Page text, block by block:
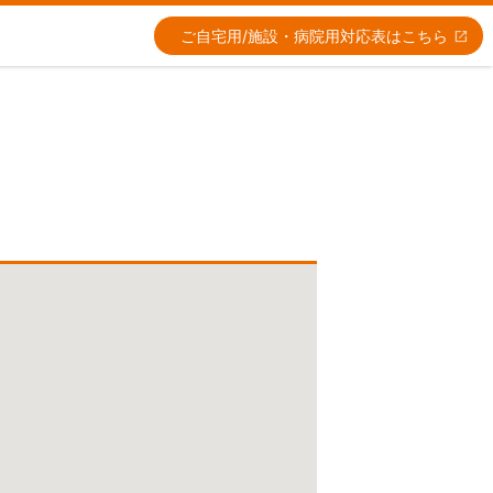
ご自宅用/施設・病院用対応表はこちら